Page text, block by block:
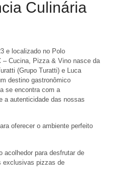
Culinária
e localizado no Polo
– Cucina, Pizza & Vino nasce da
(Grupo Turatti) e Luca
destino gastronômico
se encontra com a
a autenticidade das nossas
oferecer o ambiente perfeito
acolhedor para desfrutar de
exclusivas pizzas de